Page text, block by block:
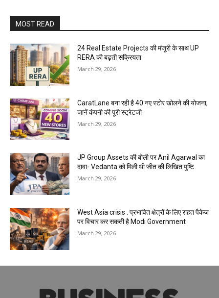
MOST READ
24 Real Estate Projects की मंजूरी के साथ UP
RERA की बढ़ती सक्रियता
March 29, 2026
CaratLane बना रही है 40 नए स्टोर खोलने की योजना,
जानें कंपनी की पूरी स्ट्रेटजी
March 29, 2026
JP Group Assets की बोली पर Anil Agarwal का
दावा- Vedanta को मिली थी जीत की लिखित पुष्टि
March 29, 2026
West Asia crisis : प्रभावित क्षेत्रों के लिए राहत पैकेज
पर विचार कर सकती है Modi Government
March 29, 2026